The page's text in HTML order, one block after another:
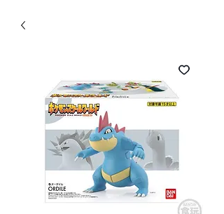
WECHAT 微信諮詢